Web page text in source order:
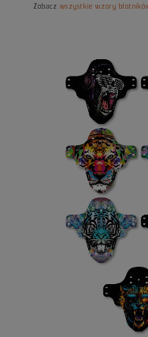
Zobaczwszystkie wzory